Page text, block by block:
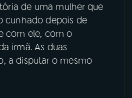
de uma mulher que
cunhado depois de
com ele, com o
irmã. As duas
a disputar o mesmo